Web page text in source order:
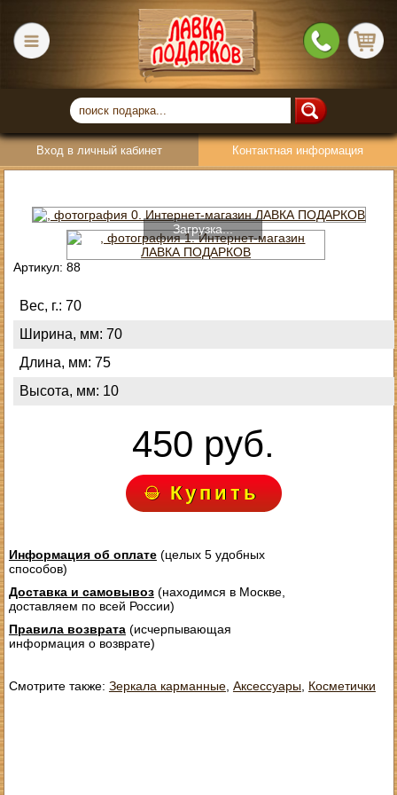
Вход в личный кабинет Контактная информация
Загрузка...
Артикул: 88
Вес, г.: 70
Ширина, мм: 70
Длина, мм: 75
Высота, мм: 10
450 руб.
Купить
Информация об оплате(целых 5 удобных
способов)
Доставка и самовывоз(находимся в Москве,
доставляем по всей России)
Правила возврата(исчерпывающая
информация о возврате)
Смотрите также: Зеркала карманные, Аксессуары, Косметички